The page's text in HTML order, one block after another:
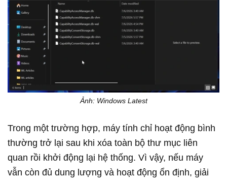
Ảnh: Windows Latest
Trong một trường hợp, máy tính chỉ hoạt động bình
thường trở lại sau khi xóa toàn bộ thư mục liên
quan rồi khởi động lại hệ thống. Vì vậy, nếu máy
vẫn còn đủ dung lượng và hoạt động ổn định, giải